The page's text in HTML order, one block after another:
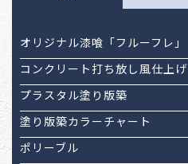
オリジナル漆喰「フルーフレ」
コンクリート打ち放し風仕上げ
プラスタル塗り版築
塗り版築カラーチャート
ポリーブル